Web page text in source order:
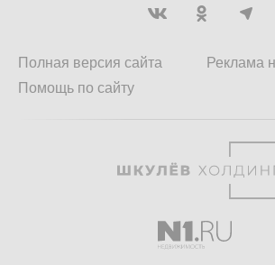
Полная версия сайта
Помощь по сайту
Реклама